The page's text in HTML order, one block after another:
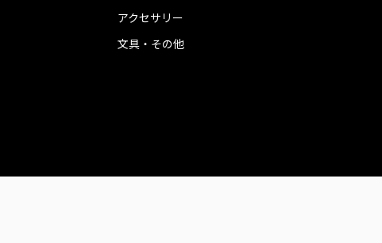
アクセサリー
文具・その他